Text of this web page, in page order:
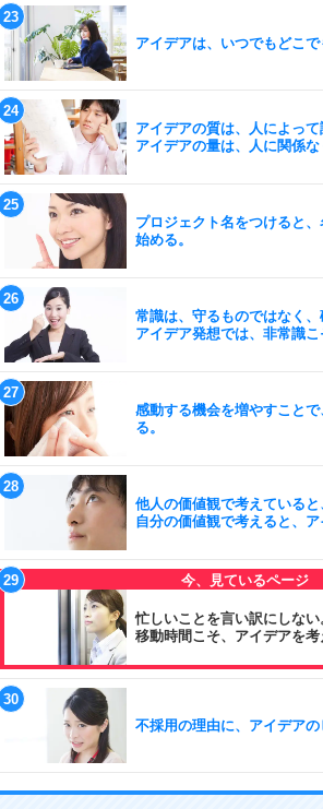
アイデアは、いつでもどこで
アイデアの質は、人によって
アイデアの量は、人に関係な
プロジェクト名をつけると
始める。
常識は、守るものではなく、
アイデア発想では、非常識こ
感動する機会を増やすこと
る。
他人の価値観で考えていると
自分の価値観で考えると、ア
忙しいことを言い訳にしない
移動時間こそ、アイデアを考
不採用の理由に、アイデアの